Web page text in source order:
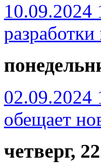
10.09.2024
02.09.2024
обещает
четверг,